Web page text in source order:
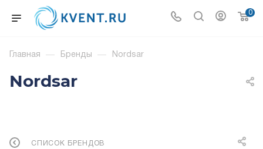
0
Главная — Бренды — Nordsar
Nordsar
СПИСОК БРЕНДОВ